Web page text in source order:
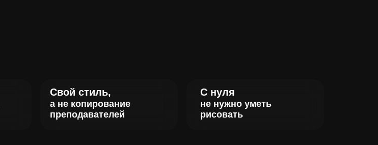
С нуля
не нужно уметь
рисовать
Свой стиль,
а не копирование
преподавателей